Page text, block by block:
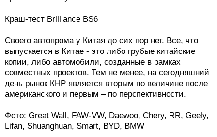
производителями, стремление выпускать все новые
и новые модели существенно сокращает сроки
исследовательских работ, разработки и доводочных
испытаний. И черт бы с ним с качеством, если бы
ценой демпинга не являлась человеческая жизнь.
Многие дистрибьюторы заказывают ''независимые''
краш-тесты. Именно благодаря таким испытаниям,
например – на российском рынке, появилась
машина-убийца Chery Amulet. ''Капсулы смерти'' –
именно так прозвали автомобили из Поднебесной.
Краш-тест Chery Amulet